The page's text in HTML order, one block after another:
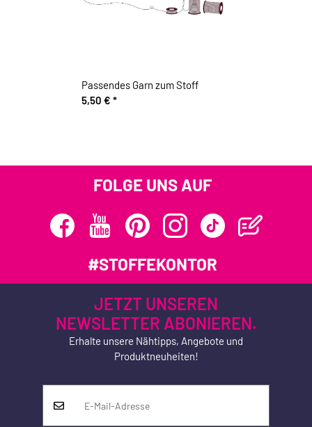
Passendes Garn zum Stoff
5,50 € *
FOLGE UNS AUF
#STOFFEKONTOR
JETZT UNSEREN
NEWSLETTER ABONIEREN.
Erhalte unsere Nähtipps, Angebote und
Produktneuheiten!